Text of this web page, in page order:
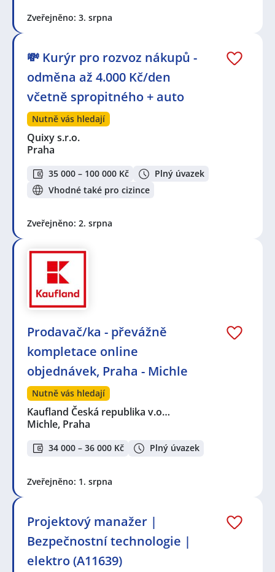
Zveřejněno: 3. srpna
💸 Kurýr pro rozvoz nákupů -
odměna až 4.000 Kč/den
včetně spropitného + auto
Nutně vás hledají
Quixy s.r.o.
Praha
35 000 – 100 000 Kč
Plný úvazek
Vhodné také pro cizince
Zveřejněno: 2. srpna
Prodavač/ka - převážně
kompletace online
objednávek, Praha - Michle
Nutně vás hledají
Kaufland Česká republika v.o…
Michle, Praha
34 000 – 36 000 Kč Plný úvazek
Zveřejněno: 1. srpna
Projektový manažer |
Bezpečnostní technologie |
elektro (A11639)